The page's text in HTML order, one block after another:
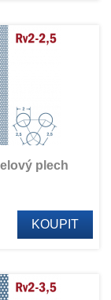
plech
KOUPIT